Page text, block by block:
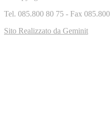
Tel. 085.800 80 75 - Fax
Sito Realizzato da Geminit